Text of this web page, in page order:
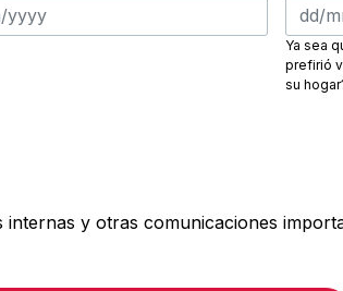
Ya sea
prefirió
su
y otras comunicaciones